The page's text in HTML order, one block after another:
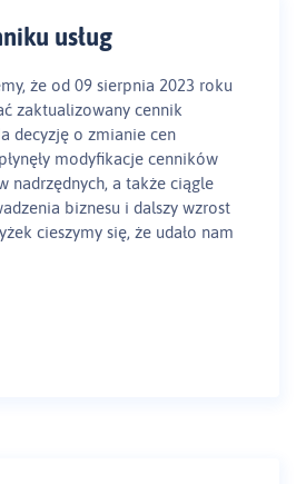
usług
że od 09 sierpnia 2023 roku
zaktualizowany cennik
decyzję o zmianie cen
modyfikacje cenników
nadrzędnych, a także ciągle
biznesu i dalszy wzrost
cieszymy się, że udało nam